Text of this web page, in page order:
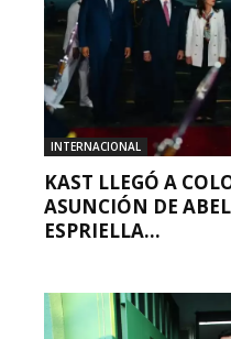
INTERNACIONAL
KAST LLEGÓ A
ASUNCIÓN DE
ESPRIELLA...